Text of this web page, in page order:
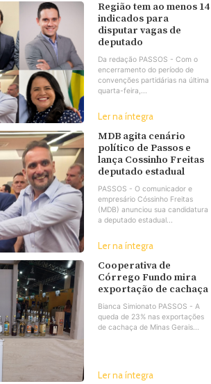
Região tem ao menos 14
indicados para
disputar vagas de
deputado
Da redação PASSOS - Com o
encerramento do período de
convenções partidárias na última
quarta-feira,...
Ler na íntegra
MDB agita cenário
político de Passos e
lança Cossinho Freitas
deputado estadual
PASSOS - O comunicador e
empresário Cóssinho Freitas
(MDB) anunciou sua candidatura
a deputado estadual...
Ler na íntegra
Cooperativa de
Córrego Fundo mira
exportação de cachaça
Bianca Simionato PASSOS - A
queda de 23% nas exportações
de cachaça de Minas Gerais...
Ler na íntegra